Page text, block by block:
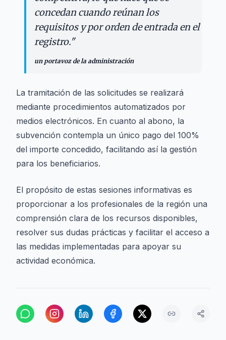
concedan cuando reúnan los
requisitos y por orden de entrada en el
registro."
un portavoz de la administración
La tramitación de las solicitudes se realizará
mediante procedimientos automatizados por
medios electrónicos. En cuanto al abono, la
subvención contempla un único pago del 100%
del importe concedido, facilitando así la gestión
para los beneficiarios.
El propósito de estas sesiones informativas es
proporcionar a los profesionales de la región una
comprensión clara de los recursos disponibles,
resolver sus dudas prácticas y facilitar el acceso a
las medidas implementadas para apoyar su
actividad económica.